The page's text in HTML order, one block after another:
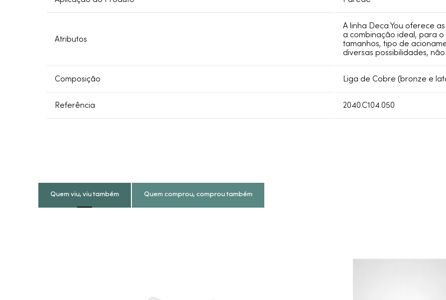
Atributos
A linha Deca You oferece
a combinação ideal, para
tamanhos, tipo de
diversas possibilidades,
Composição Liga de Cobre (bronze e
Referência 2040.C104.050
Quem viu, viu também Quem comprou, comprou também